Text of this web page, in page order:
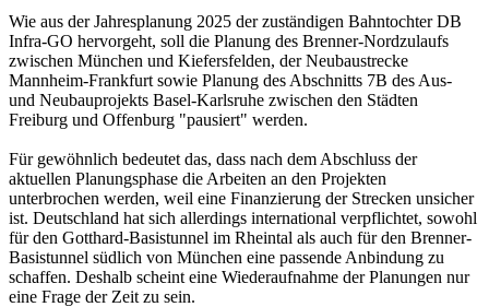
Wie aus der Jahresplanung 2025 der zuständigen Bahntochter DB
Infra-GO hervorgeht, soll die Planung des Brenner-Nordzulaufs
zwischen München und Kiefersfelden, der Neubaustrecke
Mannheim-Frankfurt sowie Planung des Abschnitts 7B des Aus-
und Neubauprojekts Basel-Karlsruhe zwischen den Städten
Freiburg und Offenburg "pausiert" werden.
Für gewöhnlich bedeutet das, dass nach dem Abschluss der
aktuellen Planungsphase die Arbeiten an den Projekten
unterbrochen werden, weil eine Finanzierung der Strecken unsicher
ist. Deutschland hat sich allerdings international verpflichtet, sowohl
für den Gotthard-Basistunnel im Rheintal als auch für den Brenner-
Basistunnel südlich von München eine passende Anbindung zu
schaffen. Deshalb scheint eine Wiederaufnahme der Planungen nur
eine Frage der Zeit zu sein.